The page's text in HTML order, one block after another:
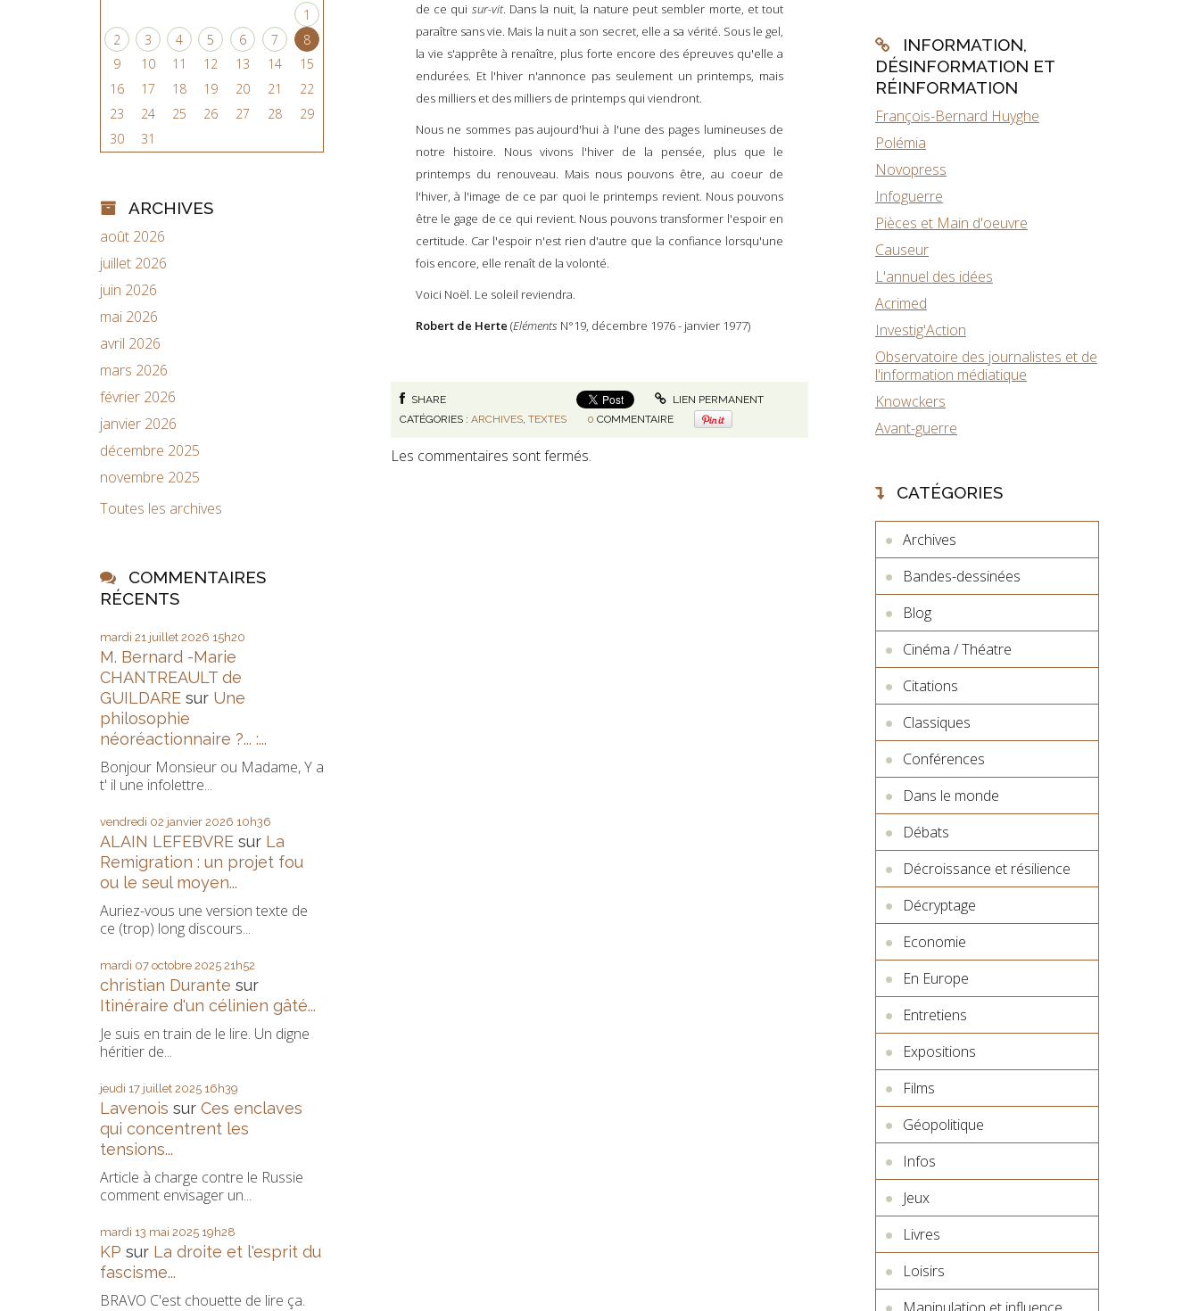
1
2
3 4 5 6 7
8
9
10 11 12 13 14
15
16
17 18 19 20 21
22
23
24 25 26 27 28
29
30
31
ARCHIVES
août 2026
juillet 2026
juin 2026
mai 2026
avril 2026
mars 2026
février 2026
janvier 2026
décembre 2025
novembre 2025
Toutes les archives
COMMENTAIRES
RÉCENTS
mardi 21 juillet 2026 15h20
M. Bernard -Marie
CHANTREAULT de
GUILDARE sur Une
philosophie
néoréactionnaire ?... :...
Bonjour Monsieur ou Madame, Y a
t' il une infolettre...
vendredi 02 janvier 2026 10h36
ALAIN LEFEBVRE sur La
Remigration : un projet fou
ou le seul moyen...
Auriez-vous une version texte de
ce (trop) long discours...
mardi 07 octobre 2025 21h52
christian Durante sur
Itinéraire d'un célinien gâté...
Je suis en train de le lire. Un digne
héritier de...
jeudi 17 juillet 2025 16h39
Lavenois sur Ces enclaves
qui concentrent les
tensions...
Article à charge contre le Russie
comment envisager un...
mardi 13 mai 2025 19h28
KP sur La droite et l'esprit du
fascisme...
BRAVO C'est chouette de lire ça.
de ce qui sur-vit. Dans la nuit, la nature peut sembler morte, et tout
paraître sans vie. Mais la nuit a son secret, elle a sa vérité. Sous le gel,
la vie s'apprête à renaître, plus forte encore des épreuves qu'elle a
endurées. Et l'hiver n'annonce pas seulement un printemps, mais
des milliers et des milliers de printemps qui viendront.
Nous ne sommes pas aujourd'hui à l'une des pages lumineuses de
notre histoire. Nous vivons l'hiver de la pensée, plus que le
printemps du renouveau. Mais nous pouvons être, au coeur de
l'hiver, à l'image de ce par quoi le printemps revient. Nous pouvons
être le gage de ce qui revient. Nous pouvons transformer l'espoir en
certitude. Car l'espoir n'est rien d'autre que la confiance lorsqu'une
fois encore, elle renaît de la volonté.
Voici Noël. Le soleil reviendra.
Robert de Herte (Eléments N°19, décembre 1976 - janvier 1977)
SHARE
LIEN PERMANENT
CATÉGORIES : ARCHIVES, TEXTES 0 COMMENTAIRE
Les commentaires sont fermés.
INFORMATION,
DÉSINFORMATION ET
RÉINFORMATION
François-Bernard Huyghe
Polémia
Novopress
Infoguerre
Pièces et Main d'oeuvre
Causeur
L'annuel des idées
Acrimed
Investig'Action
Observatoire des journalistes et de
l'information médiatique
Knowckers
Avant-guerre
CATÉGORIES
Archives
Bandes-dessinées
Blog
Cinéma / Théatre
Citations
Classiques
Conférences
Dans le monde
Débats
Décroissance et résilience
Décryptage
Economie
En Europe
Entretiens
Expositions
Films
Géopolitique
Infos
Jeux
Livres
Loisirs